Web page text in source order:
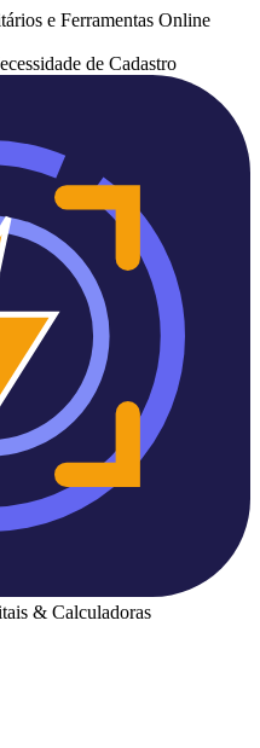
e Ferramentas Online
de Cadastro
& Calculadoras